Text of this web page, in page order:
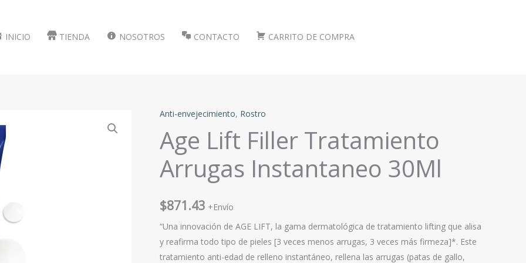
INICIO TIENDA NOSOTROS CONTACTO CARRITO DE COMPRA
Anti-envejecimiento, Rostro
Age Lift Filler Tratamiento
Arrugas Instantaneo 30Ml
$871.43 +Envío
“Una innovación de AGE LIFT, la gama dermatológica de tratamiento lifting que alisa
y reafirma todo tipo de pieles [3 veces menos arrugas, 3 veces más firmeza]*. Este
tratamiento anti-edad de relleno instantáneo, rellena las arrugas (patas de gallo,